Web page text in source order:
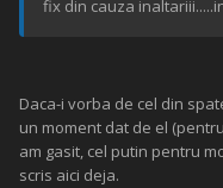
fix din cauza
Daca-i vorba de cel din
un moment dat de el
am gasit, cel putin pentru
scris aici deja.